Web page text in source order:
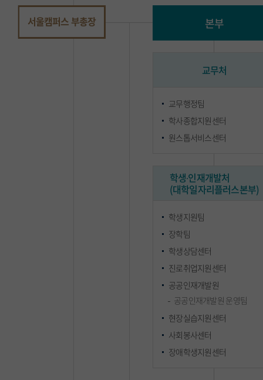
서울캠퍼스 부총장 본부
교무처
교무행정팀
학사종합지원센터
원스톱서비스센터
학생∙인재개발처
(대학일자리플러스본부)
학생지원팀
장학팀
학생상담센터
진로취업지원센터
공공인재개발원
공공인재개발원 운영팀
현장실습지원센터
사회봉사센터
장애학생지원센터